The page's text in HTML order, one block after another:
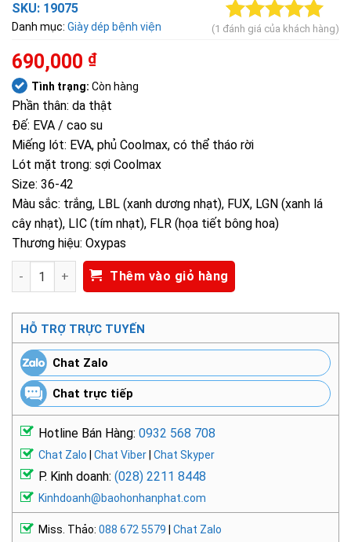
SKU: 19075
Danh mục: Giày dép bệnh viện
5.00 trên 5
1
(1 đánh giá của khách hàng)
690,000 ₫
Tình trạng: Còn hàng
Phần thân: da thật
Đế: EVA / cao su
Miếng lót: EVA, phủ Coolmax, có thể tháo rời
Lót mặt trong: sợi Coolmax
Size: 36-42
Màu sắc: trắng, LBL (xanh dương nhạt), FUX, LGN (xanh lá
cây nhạt), LIC (tím nhạt), FLR (họa tiết bông hoa)
Thương hiệu: Oxypas
Dép y tế Oxypas Doria NPS-19075 số lượng
Thêm vào giỏ hàng
HỖ TRỢ TRỰC TUYẾN
Chat Zalo
Chat trực tiếp
Hotline Bán Hàng: 0932 568 708
Chat Zalo Chat Viber Chat Skyper
P. Kinh doanh: (028) 2211 8448
Kinhdoanh@baohonhanphat.com
Miss. Thảo: 088 672 5579 Chat Zalo